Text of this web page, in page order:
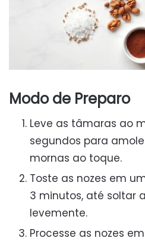
Modo de Preparo
Leve as tâmaras ao
segundos para
mornas ao toque.
Toste as nozes em
3 minutos, até soltar
levemente.
Processe as nozes